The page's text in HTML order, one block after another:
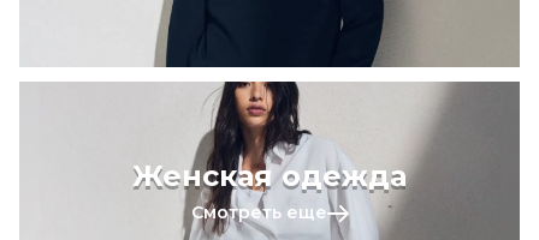
Женская одежда
Смотреть еще